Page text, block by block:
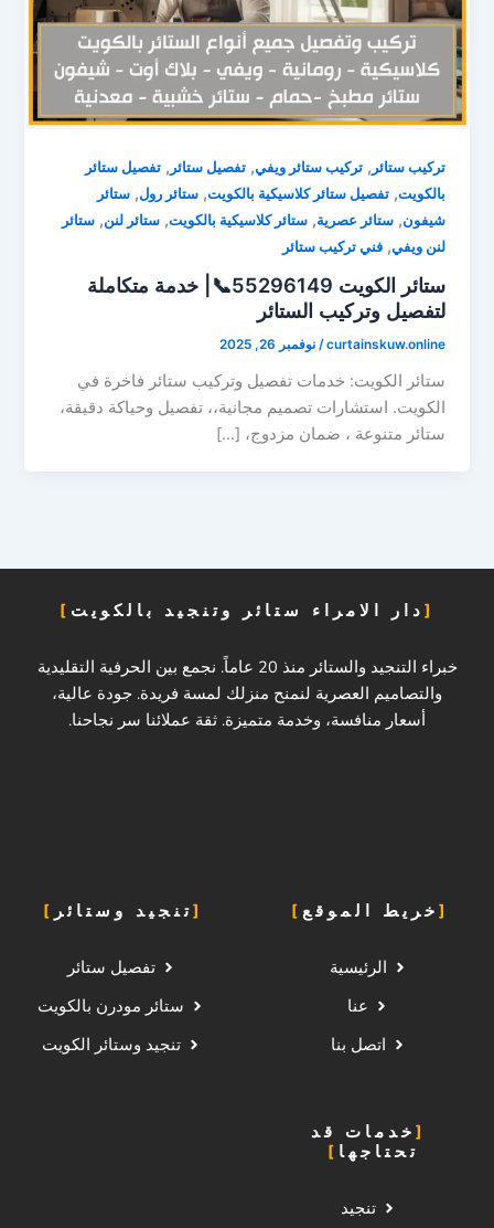
تركيب ستائر ,تركيب ستائر ويفي,تفصيل ستائر ,تفصيل ستائر
بالكويت,تفصيل ستائر كلاسيكية بالكويت,ستائر رول,ستائر
شيفون,ستائر عصرية,ستائر كلاسيكية بالكويت,ستائر لنن,ستائر
لنن ويفي,فني تركيب ستائر
ستائر الكويت 55296149📞| خدمة متكاملة
لتفصيل وتركيب الستائر
curtainskuw.online
/نوفمبر 26, 2025
ستائر الكويت: خدمات تفصيل وتركيب ستائر فاخرة في
الكويت. استشارات تصميم مجانية،، تفصيل وحياكة دقيقة،
ستائر متنوعة ، ضمان مزدوج، […]
دار الامراء ستائر وتنجيد بالكويت
خبراء التنجيد والستائر منذ 20 عاماً. نجمع بين الحرفية التقليدية
والتصاميم العصرية لنمنح منزلك لمسة فريدة. جودة عالية،
أسعار منافسة، وخدمة متميزة. ثقة عملائنا سر نجاحنا.
خريط الموقع
الرئيسية
عنا
اتصل بنا
تنجيد وستائر
تفصيل ستائر
ستائر مودرن بالكويت
تنجيد وستائر الكويت
خدمات قد
تحتاجها
تنجيد